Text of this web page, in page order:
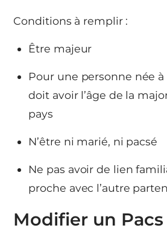
Conditions à remplir :
Être majeur
Pour une personne née à
doit avoir l’âge de la
pays
N’être ni marié, ni pacsé
Ne pas avoir de lien
proche avec l’autre
Modifier un Pacs